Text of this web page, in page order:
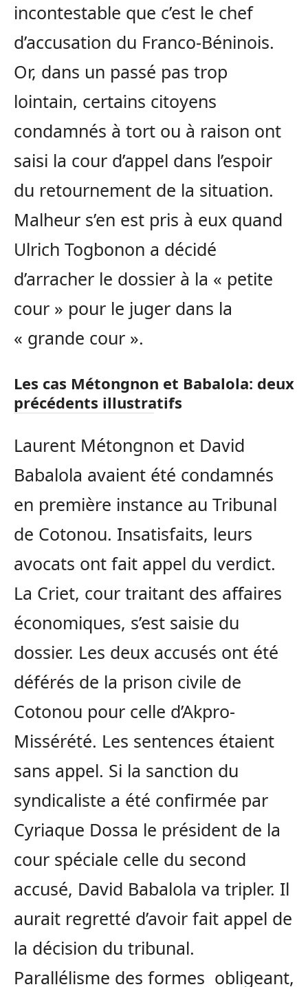
incontestable que c’est le chef
d’accusation du Franco-Béninois.
Or, dans un passé pas trop
lointain, certains citoyens
condamnés à tort ou à raison ont
saisi la cour d’appel dans l’espoir
du retournement de la situation.
Malheur s’en est pris à eux quand
Ulrich Togbonon a décidé
d’arracher le dossier à la « petite
cour » pour le juger dans la
« grande cour ».
Les cas Métongnon et Babalola: deux
précédents illustratifs
Laurent Métongnon et David
Babalola avaient été condamnés
en première instance au Tribunal
de Cotonou. Insatisfaits, leurs
avocats ont fait appel du verdict.
La Criet, cour traitant des affaires
économiques, s’est saisie du
dossier. Les deux accusés ont été
déférés de la prison civile de
Cotonou pour celle d’Akpro-
Missérété. Les sentences étaient
sans appel. Si la sanction du
syndicaliste a été confirmée par
Cyriaque Dossa le président de la
cour spéciale celle du second
accusé, David Babalola va tripler. Il
aurait regretté d’avoir fait appel de
la décision du tribunal.
Parallélisme des formes obligeant,